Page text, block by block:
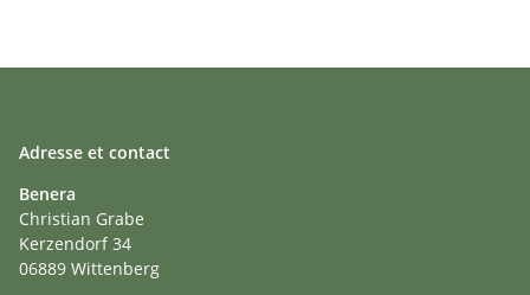
Adresse et contact
Benera
Christian Grabe
Kerzendorf 34
06889 Wittenberg